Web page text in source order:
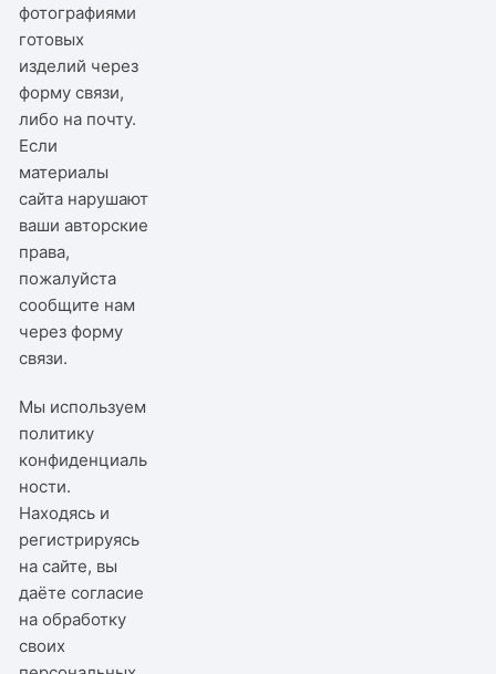
фотографиями
готовых
изделий через
форму связи,
либо на почту.
Если
материалы
сайта нарушают
ваши авторские
права,
пожалуйста
сообщите нам
черезформу
связи.
Мы используем
политику
конфиденциаль
ности.
Находясь и
регистрируясь
на сайте, вы
даёте согласие
на обработку
своих